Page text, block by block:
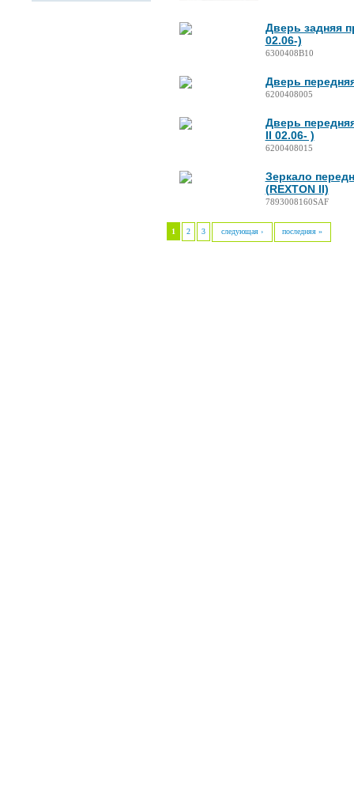
Дверь задняя
02.06-)
6300408В10
Дверь
6200408005
Дверь
ІІ 02.06- )
6200408015
Зеркало
(REXTON ІІ)
7893008160SAF
1 2 3 следующая › последняя »